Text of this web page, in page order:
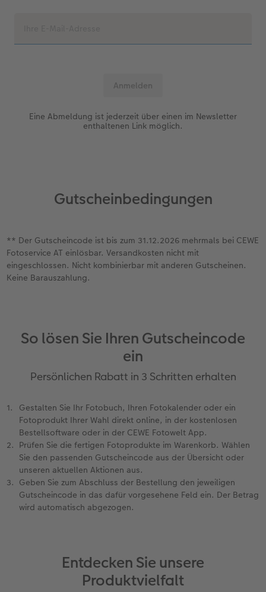
Eine Abmeldung ist jederzeit über einen im Newsletter
enthaltenen Link möglich.
Gutscheinbedingungen
** Der Gutscheincode ist bis zum 31.12.2026 mehrmals bei CEWE
Fotoservice AT einlösbar. Versandkosten nicht mit
eingeschlossen. Nicht kombinierbar mit anderen Gutscheinen.
Keine Barauszahlung.
So lösen Sie Ihren Gutscheincode
ein
Persönlichen Rabatt in 3 Schritten erhalten
Gestalten Sie Ihr Fotobuch, Ihren Fotokalender oder ein
Fotoprodukt Ihrer Wahl direkt online, in der kostenlosen
Bestellsoftware oder in der CEWE Fotowelt App.
Prüfen Sie die fertigen Fotoprodukte im Warenkorb. Wählen
Sie den passenden Gutscheincode aus der Übersicht oder
unseren aktuellen Aktionen aus.
Geben Sie zum Abschluss der Bestellung den jeweiligen
Gutscheincode in das dafür vorgesehene Feld ein. Der Betrag
wird automatisch abgezogen.
Entdecken Sie unsere
Produktvielfalt